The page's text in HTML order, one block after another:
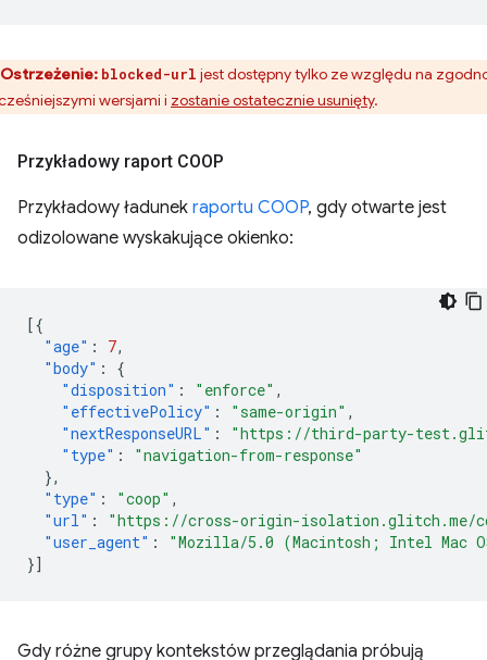
Ostrzeżenie: blocked-url jest dostępny tylko ze względu na
wersjami i zostanie ostatecznie usunięty.
Przykładowy raport COOP
Przykładowy ładunek raportu COOP, gdy otwarte jest
odizolowane wyskakujące okienko:
[{
"age" : 7,
"body" :
{
"disposition" : "enforce" ,
"effectivePolicy" : "same-origin" ,
"nextResponseURL" :
"https://third-party-
"type" :
"navigation-from-response"
},
"type" : "coop" ,
"url" :
"https://cross-origin-isolation.glitch.me/
"user_agent" :
"Mozilla/5.0 (Macintosh; Intel Mac
}]
Gdy różne grupy kontekstów przeglądania próbują